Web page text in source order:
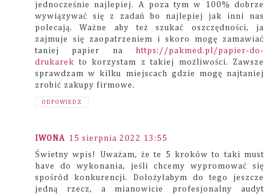
jednocześnie najlepiej. A poza tym w 100% dobrze
wywiązywać się z zadań bo najlepiej jak inni nas
polecają. Ważne aby też szukać oszczędności, ja
zajmuje się zaopatrzeniem i skoro mogę zamawiać
taniej papier na https://pakmed.pl/papier-do-
drukarek to korzystam z takiej możliwości. Zawsze
sprawdzam w kilku miejscach gdzie mogę najtaniej
zrobić zakupy firmowe.
ODPOWIEDZ
IWONA 15 sierpnia 2022 13:55
Świetny wpis! Uważam, że te 5 kroków to taki must
have do wykonania, jeśli chcemy wypromować się
spośród konkurencji. Dołożyłabym do tego jeszcze
jedną rzecz, a mianowicie profesjonalny audyt